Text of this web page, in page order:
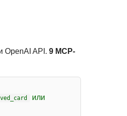
OpenAI API. 9 MCP-
или